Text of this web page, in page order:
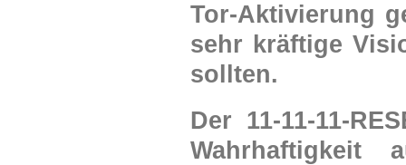
Tor-Aktivierung
sehr kräftige
sollten.
Der 11-11-11-